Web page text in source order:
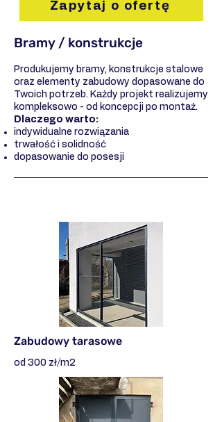
Zapytaj o ofertę
Bramy / konstrukcje
Produkujemy bramy, konstrukcje stalowe
oraz elementy zabudowy dopasowane do
Twoich potrzeb. Każdy projekt realizujemy
kompleksowo - od koncepcji po montaż.
Dlaczego warto:
indywidualne rozwiązania
trwałość i solidność
dopasowanie do posesji
Zabudowy tarasowe
od 300 zł/m2